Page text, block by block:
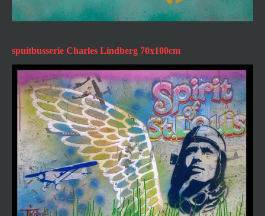
spuitbusserie Charles Lindberg 70x100cm